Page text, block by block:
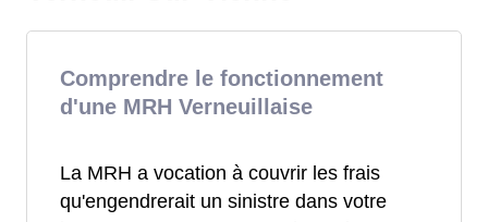
Comprendre le fonctionnement
d'une MRH Verneuillaise
La MRH a vocation à couvrir les frais
qu'engendrerait un sinistre dans votre